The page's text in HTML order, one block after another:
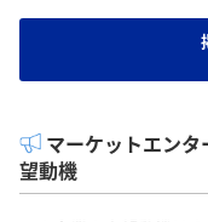
マーケットエン
望動機